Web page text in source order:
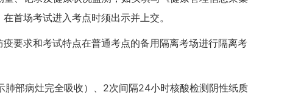
首场考试进入考点时须出示并上交。
要求和考试特点在普通考点的备用隔离考场进行隔离考
部病灶完全吸收）、2次间隔24小时核酸检测阴性纸质